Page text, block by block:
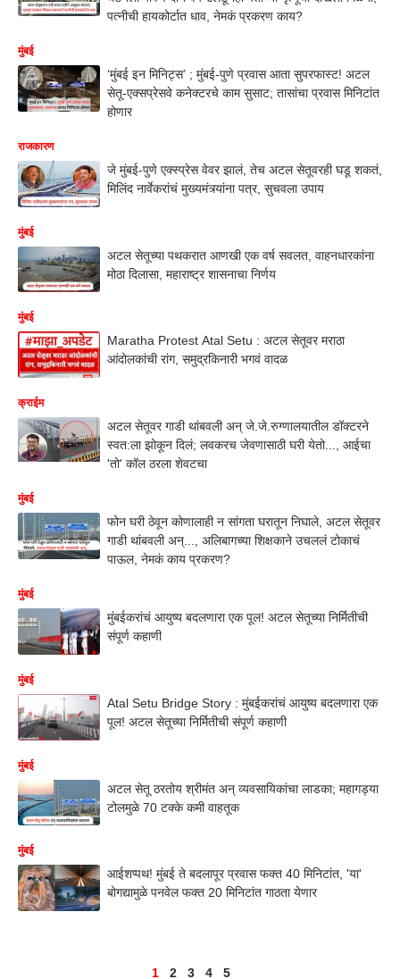
पत्नीची हायकोर्टात धाव, नेमकं प्रकरण काय?
मुंबई
‘मुंबई इन मिनिट्स’ ; मुंबई-पुणे प्रवास आता सुपरफास्ट! अटल
सेतू-एक्सप्रेसवे कनेक्टरचे काम सुसाट; तासांचा प्रवास मिनिटांत
होणार
राजकारण
जे मुंबई-पुणे एक्स्प्रेस वेवर झालं, तेच अटल सेतूवरही घडू शकतं,
मिलिंद नार्वेकरांचं मुख्यमंत्र्यांना पत्र, सुचवला उपाय
मुंबई
अटल सेतूच्या पथकरात आणखी एक वर्ष सवलत, वाहनधारकांना
मोठा दिलासा, महाराष्ट्र शासनाचा निर्णय
मुंबई
Maratha Protest Atal Setu : अटल सेतूवर मराठा
आंदोलकांची रांग, समुद्रकिनारी भगवं वादळ
क्राईम
अटल सेतूवर गाडी थांबवली अन् जे.जे.रुग्णालयातील डॉक्टरने
स्वत:ला झोकून दिलं; लवकरच जेवणासाठी घरी येतो..., आईचा
'तो' कॉल ठरला शेवटचा
मुंबई
फोन घरी ठेवून कोणालाही न सांगता घरातून निघाले, अटल सेतूवर
गाडी थांबवली अन्..., अलिबागच्या शिक्षकाने उचललं टोकाचं
पाऊल, नेमकं काय प्रकरण?
मुंबई
मुंबईकरांचं आयुष्य बदलणारा एक पूल! अटल सेतूच्या निर्मितीची
संपूर्ण कहाणी
मुंबई
Atal Setu Bridge Story : मुंबईकरांचं आयुष्य बदलणारा एक
पूल! अटल सेतूच्या निर्मितीची संपूर्ण कहाणी
मुंबई
अटल सेतू ठरतोय श्रीमंत अन् व्यवसायिकांचा लाडका; महागड्या
टोलमुळे 70 टक्के कमी वाहतूक
मुंबई
आईशप्पथ! मुंबई ते बदलापूर प्रवास फक्त 40 मिनिटांत, 'या'
बोगद्यामुळे पनवेल फक्त 20 मिनिटांत गाठता येणार
1 2 3 4 5